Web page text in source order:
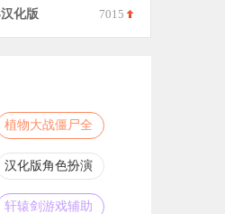
7703
植物大战僵尸全
版本合集
汉化版角色扮演
游戏大全
轩辕剑游戏辅助